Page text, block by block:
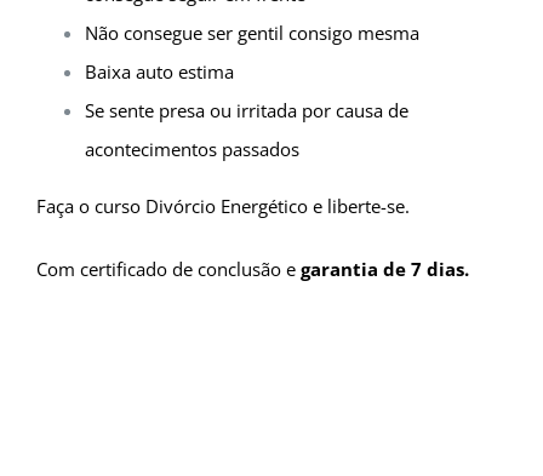
Não consegue ser gentil consigo mesma
Baixa auto estima
Se sente presa ou irritada por causa de
acontecimentos passados
Faça o curso Divórcio Energético e liberte-se.
Com certificado de conclusão e garantia de 7 dias.